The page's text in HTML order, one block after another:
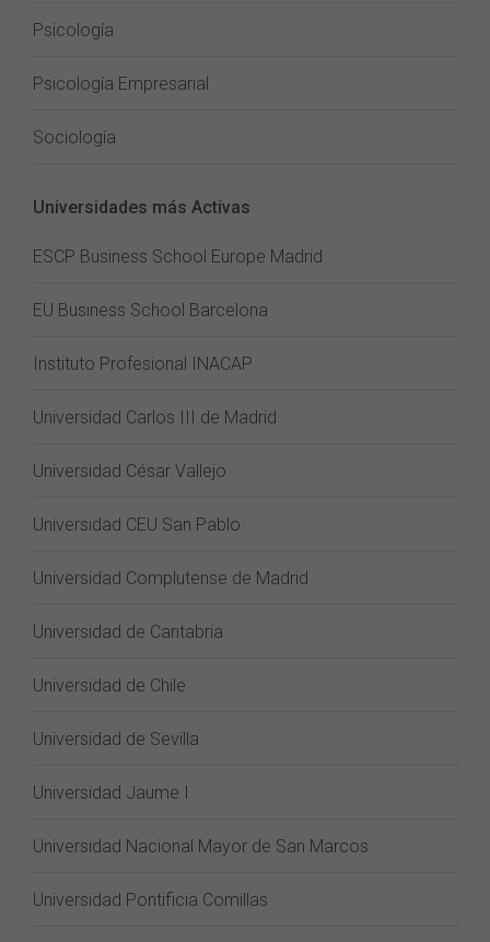
Psicología
Psicología Empresarial
Sociología
Universidades más Activas
ESCP Business School Europe Madrid
EU Business School Barcelona
Instituto Profesional INACAP
Universidad Carlos III de Madrid
Universidad César Vallejo
Universidad CEU San Pablo
Universidad Complutense de Madrid
Universidad de Cantabria
Universidad de Chile
Universidad de Sevilla
Universidad Jaume I
Universidad Nacional Mayor de San Marcos
Universidad Pontificia Comillas